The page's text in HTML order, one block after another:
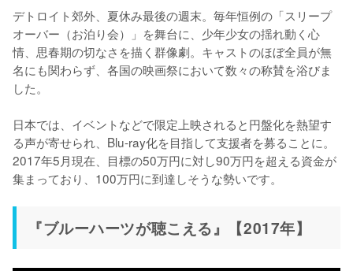
デトロイト郊外、夏休み最後の週末。毎年恒例の「スリープ
オーバー（お泊り会）」を舞台に、少年少女の揺れ動く心
情、思春期の切なさを描く群像劇。キャストのほぼ全員が無
名にも関わらず、各国の映画祭において数々の称賛を浴びま
した。
日本では、イベントなどで限定上映されると円盤化を熱望す
る声が寄せられ、Blu-ray化を目指して支援者を募ることに。
2017年5月現在、目標の50万円に対し90万円を超える資金が
集まっており、100万円に到達しそうな勢いです。
『ブルーハーツが聴こえる』【2017年】